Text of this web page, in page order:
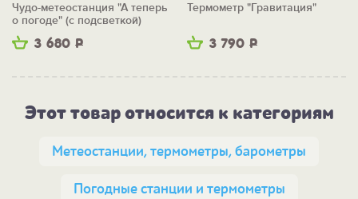
3 680 Р
Чудо-метеостанция "А теперь
о погоде" (с подсветкой)
3 790 Р
Термометр "Гравитация"
Этот товар относится к категориям
Метеостанции, термометры, барометры
Погодные станции и термометры